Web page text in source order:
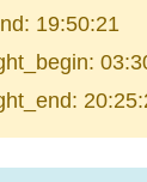
19:50:21